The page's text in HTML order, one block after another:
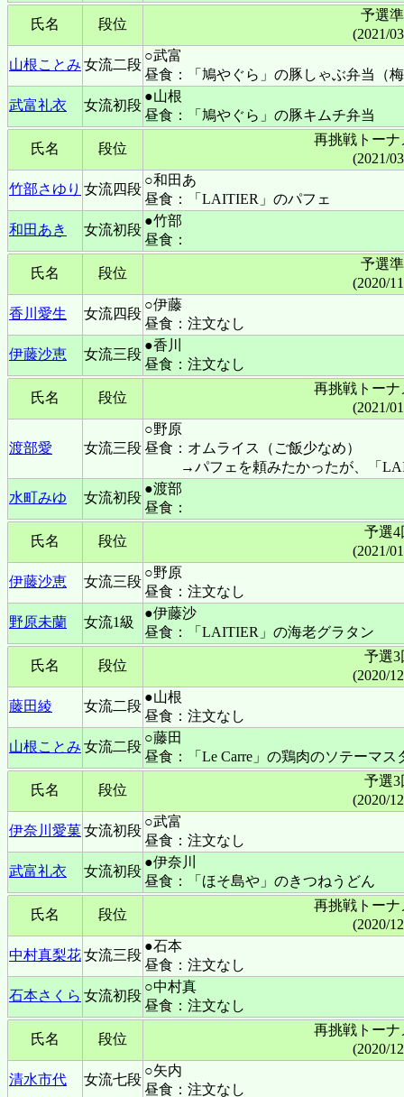
氏名 段位
予選
(2021/
山根ことみ 女流二段
○武富
昼食：「鳩やぐら」の豚しゃぶ弁当（
武富礼衣
女流初段
●山根
昼食：「鳩やぐら」の豚キムチ弁当
氏名 段位
再挑戦トー
(2021/
竹部さゆり 女流四段
○和田あ
昼食：「LAITIER」のパフェ
和田あき
女流初段
●竹部
昼食：
氏名 段位
予選
(2020/
香川愛生
女流四段
○伊藤
昼食：注文なし
伊藤沙恵
女流三段
●香川
昼食：注文なし
氏名 段位
再挑戦トー
(2021/
渡部愛 女流三段
○野原
昼食：オムライス（ご飯少なめ）
→パフェを頼みたかったが、「
水町みゆ
女流初段
●渡部
昼食：
氏名 段位
予選4
(2021/
伊藤沙恵
女流三段
○野原
昼食：注文なし
野原未蘭
女流1級
●伊藤沙
昼食：「LAITIER」の海老グラタン
氏名 段位
予選3
(2020/
藤田綾
女流二段
●山根
昼食：注文なし
山根ことみ 女流二段
○藤田
昼食：「Le Carre」の鶏肉のソテーマス
氏名 段位
予選3
(2020/
伊奈川愛菓女流初段
○武富
昼食：注文なし
武富礼衣
女流初段
●伊奈川
昼食：「ほそ島や」のきつねうどん
氏名 段位
再挑戦トー
(2020/
中村真梨花女流三段
●石本
昼食：注文なし
石本さくら 女流初段
○中村真
昼食：注文なし
氏名 段位
再挑戦トー
(2020/
清水市代
女流七段
○矢内
昼食：注文なし